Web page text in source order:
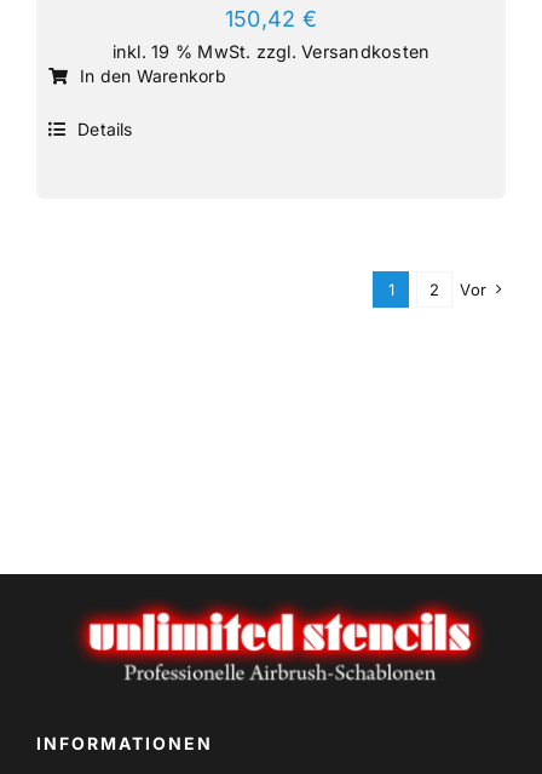
150,42 €
inkl. 19 % MwSt. zzgl.Versandkosten
In den Warenkorb
Details
1 2 Vor
INFORMATIONEN